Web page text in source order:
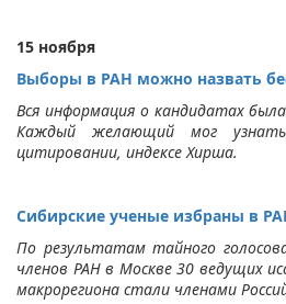
15 ноября
Выборы в РАН можно назвать
Вся информация о кандидатах
Каждый желающий мог
цитировании, индексе Хирша.
Сибирские ученые избраны в
По результатам тайного
членов РАН в Москве 30 ведущих
макрорегиона стали членами